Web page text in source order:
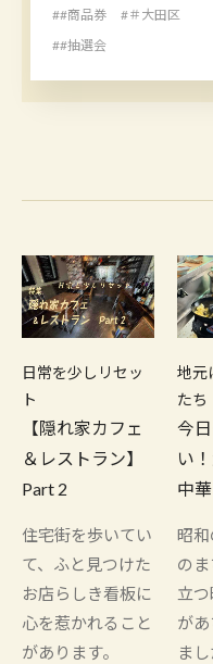
##商品券
#＃大田区
##抽選会
日常を少しリセッ
ト
【隠れ家カフェ
＆レストラン】
Part 2
住宅街を歩いてい
て、ふと見つけた
お店らしき看板に
心を惹かれること
があります。
地元
たち
今
い
中
昭
の
立
が
まし